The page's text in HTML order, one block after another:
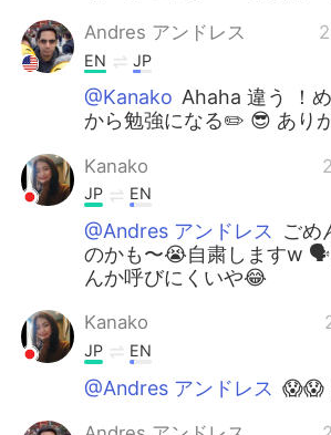
Andres アンドレス
EN JP
@Kanako Ahaha 違う ！
から勉強になる✏️ 😎 あり
Kanako
JP EN
@Andres アンドレス
ごめ
のかも〜😭自粛しますw
んか呼びにくいや😂
Kanako
JP EN
@Andres アンドレス 😱😱